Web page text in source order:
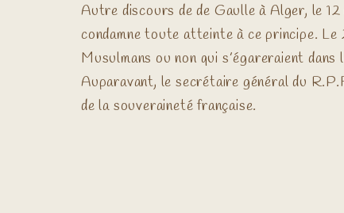
Autre discours de de Gaulle à Alger, le
condamne toute atteinte à ce principe.
Musulmans ou non qui s’égareraient
Auparavant, le secrétaire général du
de la souveraineté française.